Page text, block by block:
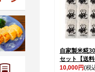
自家製米糀
セット【送料
10,000円(税